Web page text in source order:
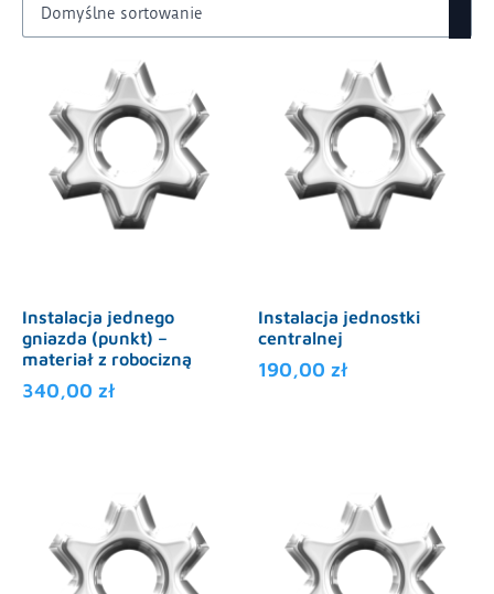
Instalacja jednego
gniazda (punkt) –
materiał z robocizną
340,00 zł
Instalacja jednostki
centralnej
190,00 zł